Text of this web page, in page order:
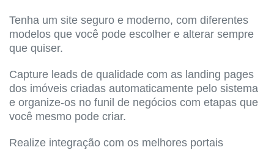
Tenha um site seguro e moderno, com diferentes
modelos que você pode escolher e alterar sempre
que quiser.
Capture leads de qualidade com as landing pages
dos imóveis criadas automaticamente pelo sistema
e organize-os no funil de negócios com etapas que
você mesmo pode criar.
Realize integração com os melhores portais